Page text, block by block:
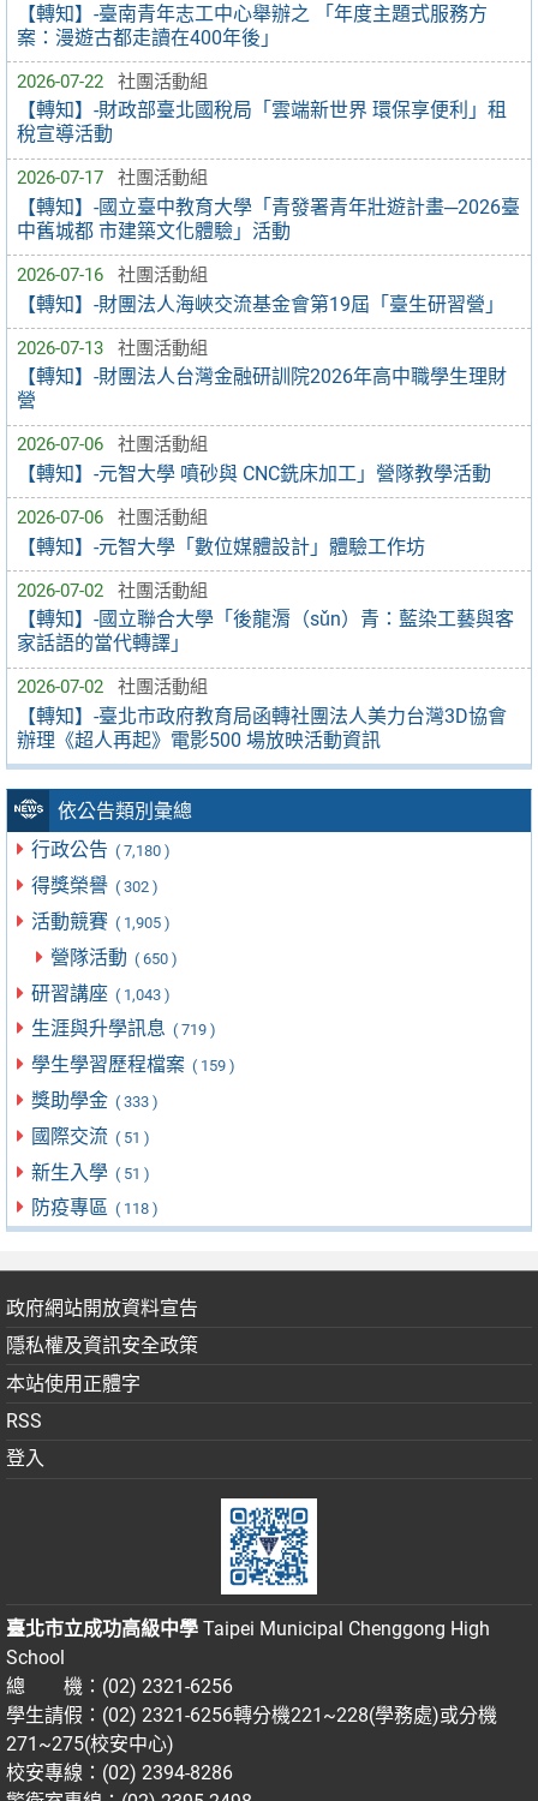
【轉知】-臺南青年志工中心舉辦之 「年度主題式服務方
案：漫遊古都走讀在400年後」
2026-07-22 社團活動組
【轉知】-財政部臺北國稅局「雲端新世界 環保享便利」租
稅宣導活動
2026-07-17 社團活動組
【轉知】-國立臺中教育大學「青發署青年壯遊計畫─2026臺
中舊城都 市建築文化體驗」活動
2026-07-16 社團活動組
【轉知】-財團法人海峽交流基金會第19屆「臺生研習營」
2026-07-13 社團活動組
【轉知】-財團法人台灣金融研訓院2026年高中職學生理財
營
2026-07-06 社團活動組
【轉知】-元智大學 噴砂與 CNC銑床加工」營隊教學活動
2026-07-06 社團活動組
【轉知】-元智大學「數位媒體設計」體驗工作坊
2026-07-02 社團活動組
【轉知】-國立聯合大學「後龍漘（sǔn）青：藍染工藝與客
家話語的當代轉譯」
2026-07-02 社團活動組
【轉知】-臺北市政府教育局函轉社團法人美力台灣3D協會
辦理《超人再起》電影500 場放映活動資訊
依公告類別彙總
行政公告 ( 7,180 )
得獎榮譽 ( 302 )
活動競賽 ( 1,905 )
營隊活動 ( 650 )
研習講座 ( 1,043 )
生涯與升學訊息 ( 719 )
學生學習歷程檔案 ( 159 )
獎助學金 ( 333 )
國際交流 ( 51 )
新生入學 ( 51 )
防疫專區 ( 118 )
政府網站開放資料宣告
隱私權及資訊安全政策
本站使用正體字
RSS
登入
臺北市立成功高級中學 Taipei Municipal Chenggong High
School
總 機：(02) 2321-6256
學生請假：(02) 2321-6256轉分機221~228(學務處)或分機
271~275(校安中心)
校安專線：(02) 2394-8286